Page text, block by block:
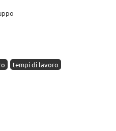
tempi di lavoro